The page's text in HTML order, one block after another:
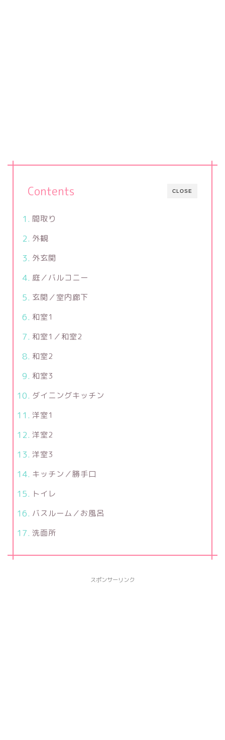
CLOSE
Contents
間取り
外観
外玄関
庭／バルコニー
玄関／室内廊下
和室1
和室1／和室2
和室2
和室3
ダイニングキッチン
洋室1
洋室2
洋室3
キッチン／勝手口
トイレ
バスルーム／お風呂
洗面所
スポンサーリンク